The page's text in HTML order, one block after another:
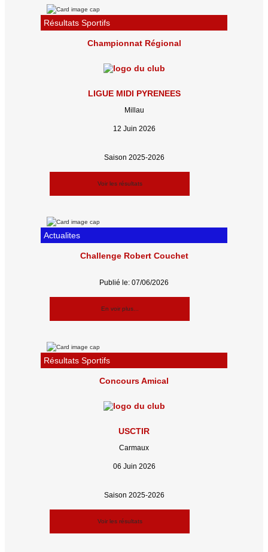
Résultats Sportifs
Championnat Régional
LIGUE MIDI PYRENEES
Millau
12 Juin 2026
Saison 2025-2026
Voir les résultats
Actualites
Challenge Robert Couchet
Publié le: 07/06/2026
En voir plus...
Résultats Sportifs
Concours Amical
USCTIR
Carmaux
06 Juin 2026
Saison 2025-2026
Voir les résultats